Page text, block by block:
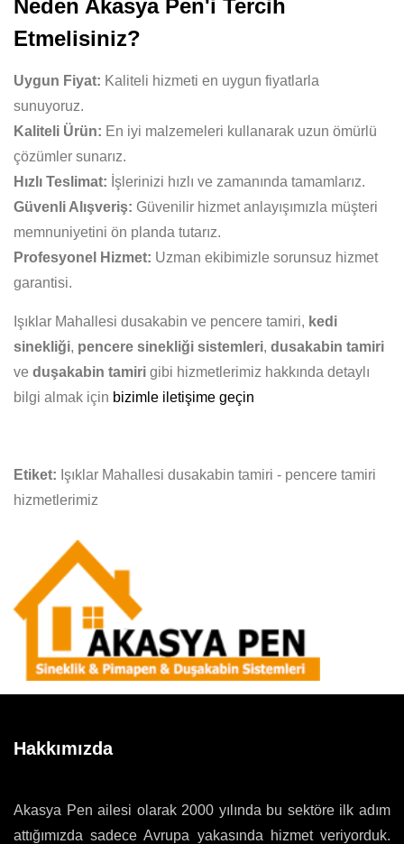
Neden Akasya Pen'i Tercih
Etmelisiniz?
Uygun Fiyat: Kaliteli hizmeti en uygun fiyatlarla
sunuyoruz.
Kaliteli Ürün: En iyi malzemeleri kullanarak uzun ömürlü
çözümler sunarız.
Hızlı Teslimat: İşlerinizi hızlı ve zamanında tamamlarız.
Güvenli Alışveriş: Güvenilir hizmet anlayışımızla müşteri
memnuniyetini ön planda tutarız.
Profesyonel Hizmet: Uzman ekibimizle sorunsuz hizmet
garantisi.
Işıklar Mahallesi dusakabin ve pencere tamiri, kedi
sinekliği, pencere sinekliği sistemleri, dusakabin tamiri
ve duşakabin tamiri gibi hizmetlerimiz hakkında detaylı
bilgi almak için bizimle iletişime geçin
Etiket: Işıklar Mahallesi dusakabin tamiri - pencere tamiri
hizmetlerimiz
Hakkımızda
Akasya Pen ailesi olarak 2000 yılında bu sektöre ilk adım
attığımızda sadece Avrupa yakasında hizmet veriyorduk.